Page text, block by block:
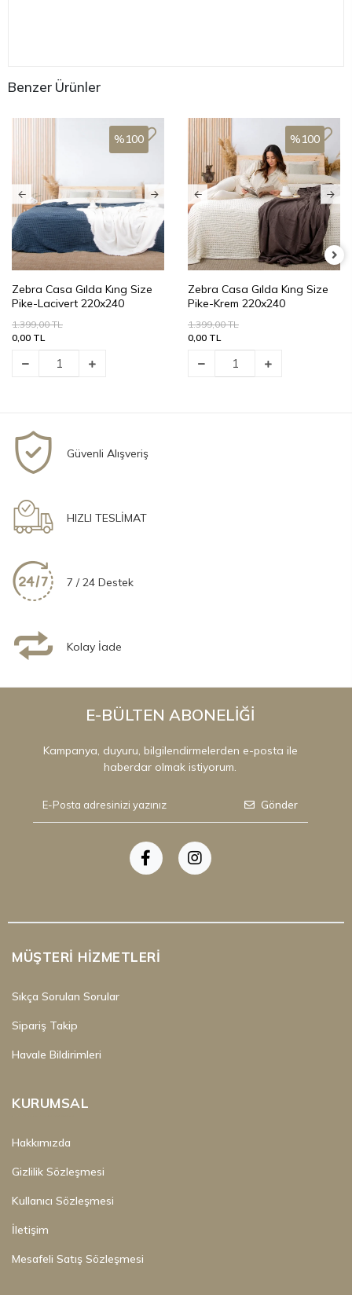
Benzer Ürünler
Zebra Casa Gılda Kıng Size
Pike-Lacivert 220x240
1.399,00 TL
0,00 TL
%100
Zebra Casa Gılda Kıng Size
Pike-Krem 220x240
1.399,00 TL
0,00 TL
%100
Güvenli Alışveriş
HIZLI TESLİMAT
7 / 24 Destek
Kolay İade
E-BÜLTEN ABONELİĞİ
Kampanya, duyuru, bilgilendirmelerden e-posta ile
haberdar olmak istiyorum.
Gönder
MÜŞTERI HIZMETLERI
Sıkça Sorulan Sorular
Sipariş Takip
Havale Bildirimleri
KURUMSAL
Hakkımızda
Gizlilik Sözleşmesi
Kullanıcı Sözleşmesi
İletişim
Mesafeli Satış Sözleşmesi